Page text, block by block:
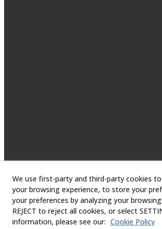
We use first-party and third-party cookies
your browsing experience, to store your
your preferences by analyzing your
REJECT to reject all cookies, or select
information, please see our: Cookie Policy